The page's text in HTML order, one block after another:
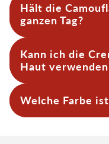
Hält die
ganzen Tag?
Mit dünnem
durch Puder ist die
wie Hitze, Schweiß
nachlassen.
Kann ich die
Haut
Absolut. Die
bewährt und wird
Welche Farbe